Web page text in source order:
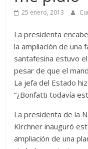
25 enero, 2013
La presidenta
la ampliación de una
santafesina estuvo
pesar de que el
La jefa del Estado
“¿Bonfatti todavía
La presidenta de la
Kirchner inauguró
ampliación de una